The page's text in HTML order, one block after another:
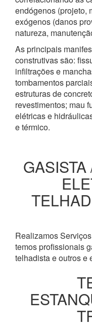
endógenos (projeto,
exógenos (danos
natureza,
As principais
construtivas são:
infiltrações e
tombamentos
estruturas de
revestimentos; mau
elétricas e
e térmico.
Realizamos
temos profissionais
telhadista e outros e